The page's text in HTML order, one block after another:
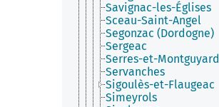
Savignac-les-Églises
Sceau-Saint-Angel
Segonzac (Dordogne)
Sergeac
Serres-et-Montguyard
Servanches
Sigoulès-et-Flaugeac
Simeyrols